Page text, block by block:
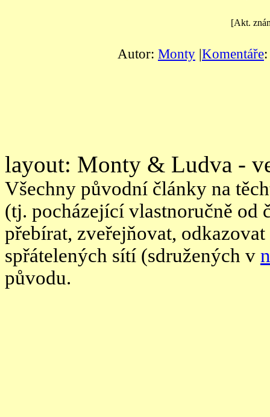
[Akt.
Autor: Monty |Komentáře
layout: Monty & Ludva -
Všechny původní články na
(tj. pocházející vlastnoručně
přebírat, zveřejňovat,
spřátelených sítí (sdružených v
původu.